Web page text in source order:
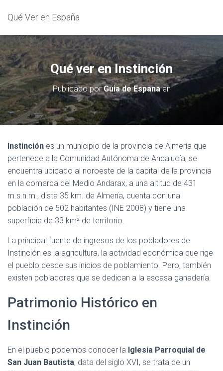
Qué Ver en España
Qué ver en Instinción
Publicado porGuia de Espanaen
Instinción es un municipio de la provincia de Almería que
pertenece a la Comunidad Autónoma de Andalucía, se
encuentra ubicado al noroeste de la capital de la provincia
en la comarca del Medio Andarax, a una altitud de 431
m.s.n.m., dista 35 km. de Almería, cuenta con una
población de 502 habitantes (INE 2008) y tiene una
superficie de 33 km² de territorio.
La principal fuente de ingresos de los pobladores de
Instinción es la agricultura, la actividad económica que rige
el pueblo desde sus inicios de poblamiento. Pero, también
existen pobladores que se dedican a la escasa ganadería.
Patrimonio Histórico en
Instinción
En el pueblo podemos conocer la Iglesia Parroquial de
San Juan Bautista, data del siglo XVI, se trata de un